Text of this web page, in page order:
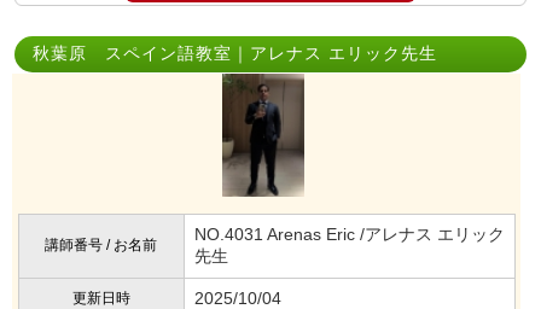
秋葉原 スペイン語教室｜アレナス エリック先生
講師番号 / お名前
NO.4031 Arenas Eric /アレナス エリック
先生
更新日時 2025/10/04